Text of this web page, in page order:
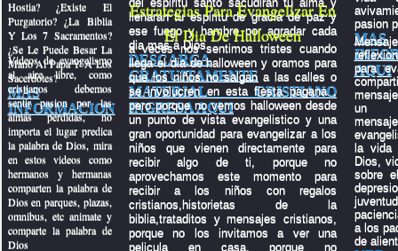
Hostia? ¿Existe El
Purgatorio? ¿La Biblia
Y Los 7 Sacramentos?
¿Se Le Puede Besar La
Mano Al Papa Y A Los
Sacerdotes?
MAS
INFORMACION
Videos de evangelismo
al aire libre, como
cristianos debemos
sentir pasion por las
almas perdidas, no
importa el lugar predica
la palabra de Dios, mira
en estos videos como
hermanos y hermanas
comparten la palabra de
Dios en parques, plazas,
omnibus, etc animate y
comparte la palabra de
Dios
llenaran tu espiritu de gracia de paz y
ese fuego y hambre por agradar cada
dia mas a Dios.
DESCARGA
GRATUITAMENTE
MATERIAL CRISTIANO
INGRESA AQUI
Estrategias Para Evangelizar En
El Dia De Halloween
a veces nos sentimos tristes cuando
llega el dia de halloween y oramos para
que los niños no salgan a las calles o
se involucren en esta fiesta pagana ,
pero porque no vemos halloween desde
un punto de vista evangelistico y una
gran oportunidad para evangelizar a los
niños que vienen directamente para
recibir algo de ti, porque no
aprovechamos este momento para
recibir a los niños con regalos
cristianos,historietas de la
biblia,trataditos y mensajes cristianos,
porque no los invitamos a ver una
pelicula en casa, porque no
pasion
MAS
AQUI
para
un
mensaje
la
Dios,
sobre
a los
de